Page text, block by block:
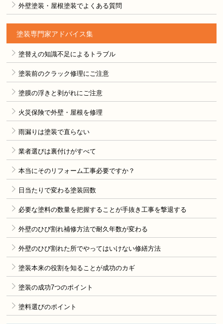
外壁塗装・屋根塗装でよくある質問
塗装専門家アドバイス集
塗替えの知識不足によるトラブル
塗装前のクラック修理にご注意
塗膜の浮きと剥がれにご注意
火災保険で外壁・屋根を修理
雨漏りは塗装で直らない
業者選びは裏付けがすべて
本当にそのリフォーム工事必要ですか？
日当たりで変わる塗装回数
必要な塗料の数量を把握することが手抜き工事を撃退する
外壁のひび割れ補修方法で耐久年数が変わる
外壁のひび割れた所でやってはいけない修繕方法
塗装本来の役割を知ることが成功のカギ
塗装の成功7つのポイント
塗料選びのポイント